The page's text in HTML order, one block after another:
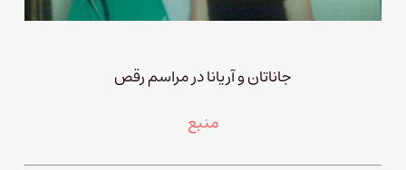
جاناتان و آریانا در مراسم رقص
منبع